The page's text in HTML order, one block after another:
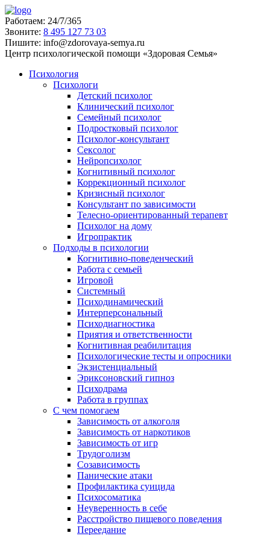
Работаем: 24/7/365
Звоните: ‪8 495 127 73 03
Пишите: info@zdorovaya-semya.ru
Центр психологической помощи «Здоровая Семья»
Психология
Психологи
Детский психолог
Клинический психолог
Семейный психолог
Подростковый психолог
Психолог-консультант
Сексолог
Нейропсихолог
Когнитивный психолог
Коррекционный психолог
Кризисный психолог
Консультант по зависимости
Телесно-ориентированный терапевт
Психолог на дому
Игропрактик
Подходы в психологии
Когнитивно-поведенческий
Работа с семьей
Игровой
Системный
Психодинамический
Интерперсональный
Психодиагностика
Приятия и ответственности
Когнитивная реабилитация
Психологические тесты и опросники
Экзистенциальный
Эриксоновский гипноз
Психодрама
Работа в группах
С чем помогаем
Зависимость от алкоголя
Зависимость от наркотиков
Зависимость от игр
Трудоголизм
Созависимость
Панические атаки
Профилактика суицида
Психосоматика
Неуверенность в себе
Расстройство пищевого поведения
Переедание